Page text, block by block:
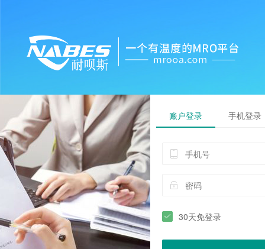
账户登录 手机登录
30天免登录